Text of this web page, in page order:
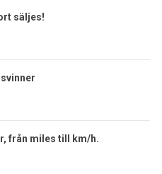
säljes!
från miles till km/h.